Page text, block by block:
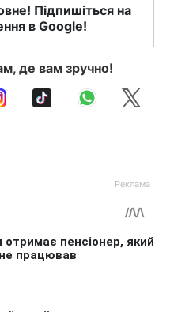
Підпишіться на
в Google!
де вам зручно!